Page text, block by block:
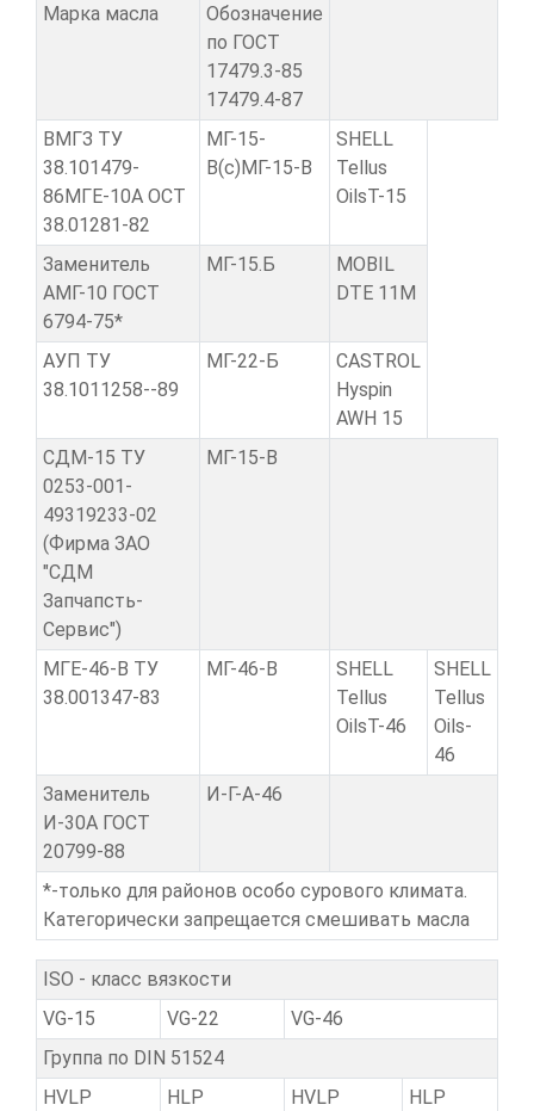
Марка масла
Обозначение
по ГОСТ
17479.3-85
17479.4-87
ВМГЗ ТУ
38.101479-
86МГЕ-10А ОСТ
38.01281-82
МГ-15-
В(с)МГ-15-В
SHELL
Tellus
OilsT-15
Заменитель
АМГ-10 ГОСТ
6794-75*
МГ-15.Б
MOBIL
DTE 11M
АУП ТУ
38.1011258--89
МГ-22-Б
CASTROL
Hyspin
AWH 15
СДМ-15 ТУ
0253-001-
49319233-02
(Фирма ЗАО
"СДМ
Запчапсть-
Сервис")
МГ-15-В
МГЕ-46-В ТУ
38.001347-83
МГ-46-В
SHELL
Tellus
OilsT-46
SHELL
Tellus
Oils-
46
Заменитель
И-30А ГОСТ
20799-88
И-Г-А-46
*-только для районов особо сурового климата.
Категорически запрещается смешивать масла
ISO - класс вязкости
VG-15
VG-22
VG-46
Группа по DIN 51524
HVLP
HLP HVLP HLP